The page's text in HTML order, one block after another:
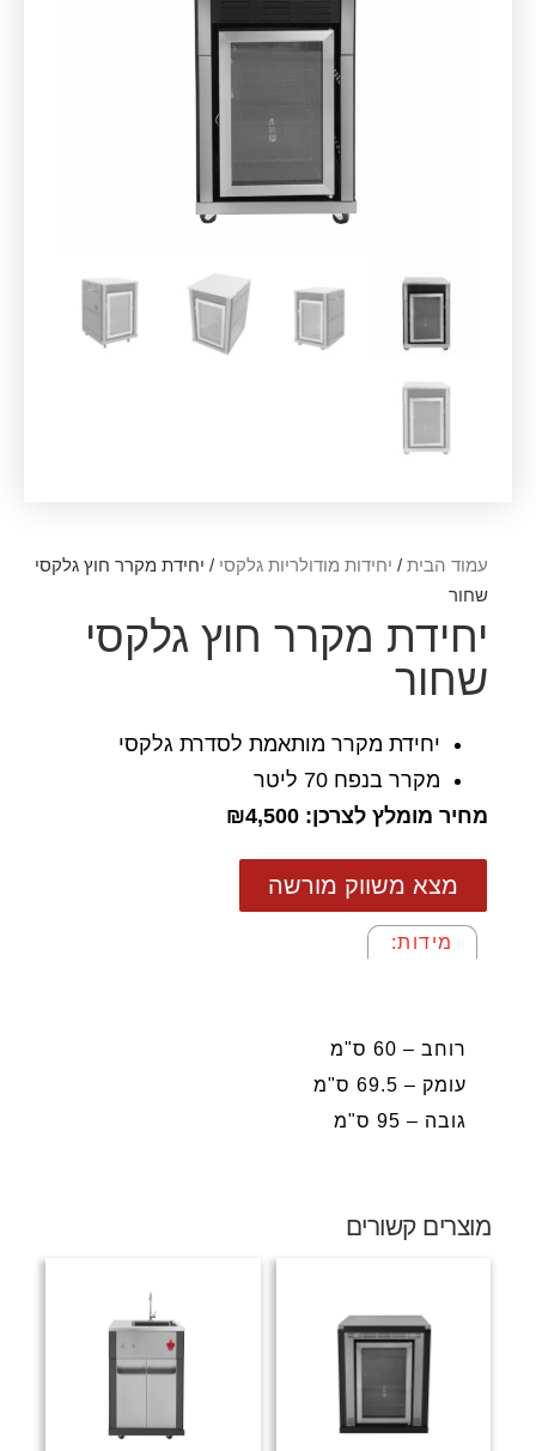
עמוד הבית / יחידות מודולריות גלקסי / יחידת מקרר חוץ גלקסי
שחור
יחידת מקרר חוץ גלקסי
שחור
יחידת מקרר מותאמת לסדרת גלקסי
מקרר בנפח 70 ליטר
מחיר מומלץ לצרכן: ₪4,500
מצא משווק מורשה
מידות:
רוחב – 60 ס"מ
עומק – 69.5 ס"מ
גובה – 95 ס"מ
מוצרים קשורים